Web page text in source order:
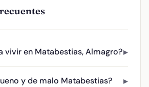
vivir en Matabestias, Almagro?
y de malo Matabestias?